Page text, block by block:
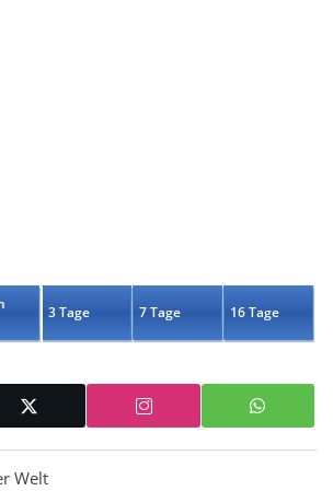
3 Tage 7 Tage 16 Tage
Welt